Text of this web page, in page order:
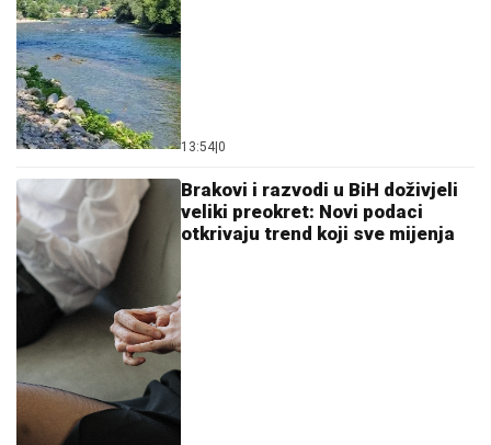
13:54 0
Brakovi i razvodi u BiH doživjeli
veliki preokret: Novi podaci
otkrivaju trend koji sve mijenja